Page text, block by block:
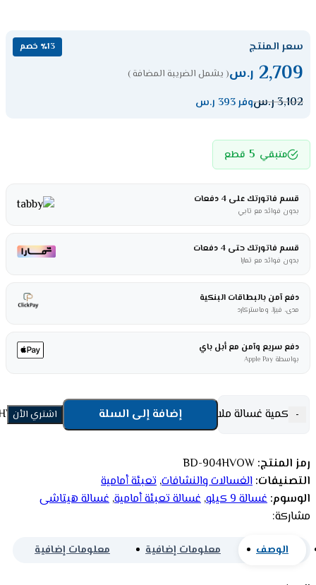
سعر المنتج ٪13 خصم
2,709 ر.س( يشمل الضريبة المضافة )
3,102ر.سوفر 393 ر.س
متبقي 5 قطع
قسم فاتورتك على 4 دفعات
بدون فوائد مع تابي
قسم فاتورتك حتى 4 دفعات
بدون فوائد مع تمارا
دفع آمن بالبطاقات البنكية
مدى، فيزا، وماستركارد
دفع سريع وآمن مع أبل باي
بواسطة Apple Pay
- كمية غسالة ملابس هيتاشى تعبئة أمامية 9 كيلو -أبيض BD-904HVOW
إضافة إلى السلة اشتري الأن
رمز المنتج: BD-904HVOW
التصنيفات: الغسالات والنشافات, تعبئة أمامية
الوسوم: غسالة 9 كيلو , غسالة تعبئة أمامية, غسالة هيتاشى
مشاركة:
الوصف معلومات إضافية معلومات إضافية